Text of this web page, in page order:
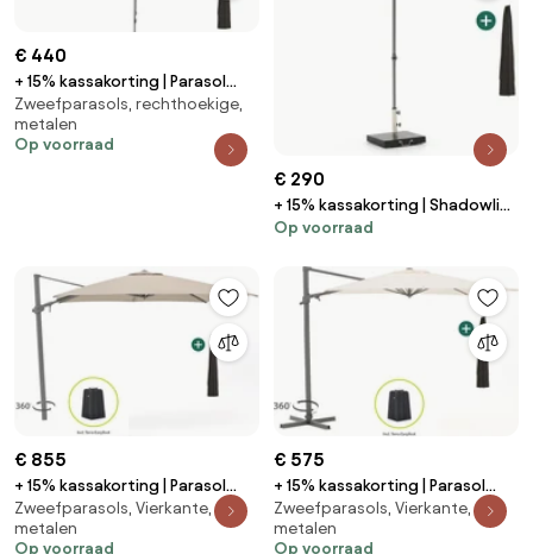
€ 440
+ 15% kassakorting | Parasol
Shadowline Cuba | Inclusief
hoes | Rechthoekig |
400x300cm | Met katrol | Wit |
Zweefparasols, rechthoekige,
metalen
Op voorraad
€ 290
+ 15% kassakorting | Shadowline
Push-up parasol 240x240cm |
Op voorraad
€ 855
+ 15% kassakorting | Parasol
Shadowline Austin | Inclusief
hoes | Vierkant | 300x300cm |
Zweefparasols, Vierkante,
metalen
Op voorraad
€ 575
+ 15% kassakorting | Parasol
Shadowline Francisco | Inclusief
hoes | Vierkant | 260x260cm |
Zweefparasols, Vierkante,
metalen
Op voorraad